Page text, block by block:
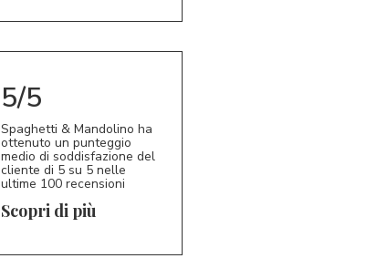
5/5
Spaghetti & Mandolino ha
ottenuto un punteggio
medio di soddisfazione del
cliente di 5 su 5 nelle
ultime 100 recensioni
Scopri di più